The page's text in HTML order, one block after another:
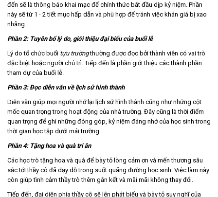
đến sẽ là thông báo khai mạc để chính thức bắt đầu dịp kỷ niệm. Phần
này sẽ từ 1 - 2 tiết mục hấp dẫn và phù hợp để tránh việc khán giá bị xao
nhãng.
Phần 2: Tuyên bố lý do, giới thiệu đại biểu của buổi lễ
Lý do tổ chức buổi tựu trườngthường được đọc bởi thành viên có vai trò
đặc biệt hoặc người chủ trì. Tiếp đến là phần giới thiệu các thành phần
tham dự của buổi lễ.
Phần 3: Đọc diễn văn về lịch sử hình thành
Diễn văn giúp mọi người nhớ lại lịch sử hình thành cũng như những cột
mốc quan trọng trong hoạt động của nhà trường. Đây cũng là thời điểm
quan trọng để ghi những đóng góp, kỷ niệm đáng nhớ của học sinh trong
thời gian học tập dưới mái trường.
Phần 4: Tặng hoa và quà tri ân
Các học trò tặng hoa và quà để bày tỏ lòng cảm ơn và mến thương sâu
sắc tới thầy cô đã dạy dỗ trong suốt quãng đường học sinh. Việc làm này
còn giúp tình cảm thầy trò thêm gắn kết và mãi mãi không thay đổi.
Tiếp đến, đại diện phía thầy cô sẽ lên phát biểu và bày tỏ suy nghĩ của